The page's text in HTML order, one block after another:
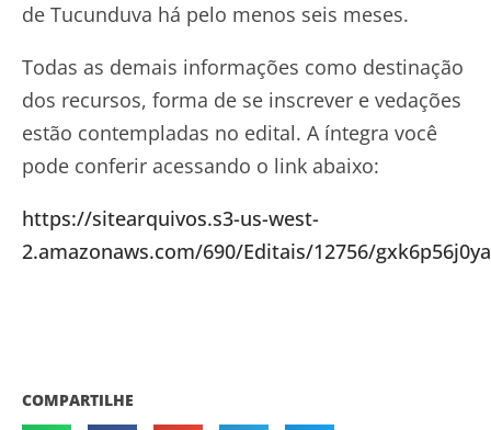
de Tucunduva há pelo menos seis meses.
Todas as demais informações como destinação
dos recursos, forma de se inscrever e vedações
estão contempladas no edital. A íntegra você
pode conferir acessando o link abaixo:
https://sitearquivos.s3-us-west-
2.amazonaws.com/690/Editais/12756/
COMPARTILHE